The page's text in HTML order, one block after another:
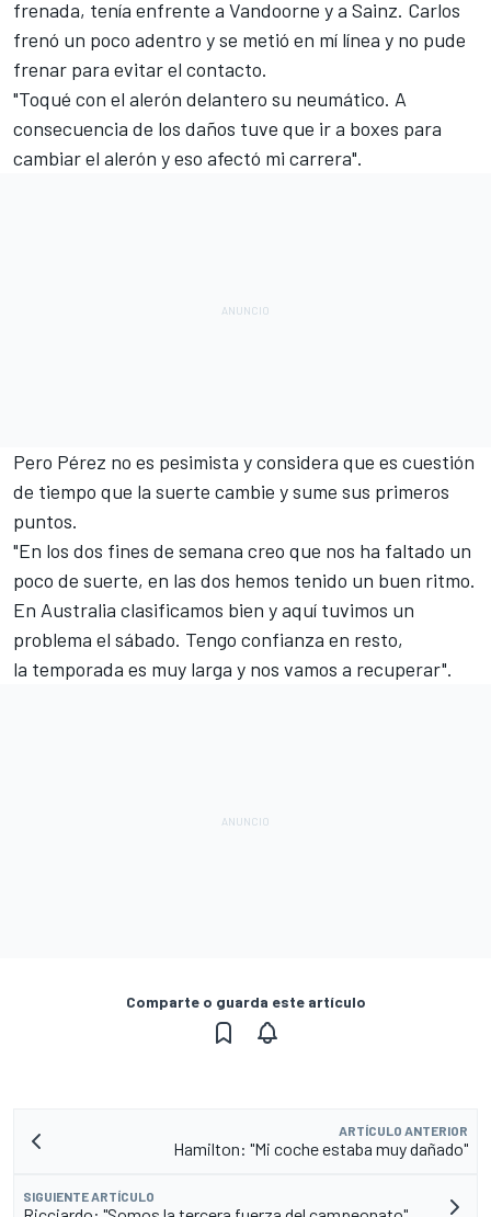
frenada, tenía enfrente a Vandoorne y a Sainz. Carlos
frenó un poco adentro y se metió en mí línea y no pude
frenar para evitar el contacto.
"Toqué con el alerón delantero su neumático. A
consecuencia de los daños tuve que ir a boxes para
cambiar el alerón y eso afectó mi carrera".
Pero Pérez no es pesimista y considera que es cuestión
de tiempo que la suerte cambie y sume sus primeros
puntos.
"En los dos fines de semana creo que nos ha faltado un
poco de suerte, en las dos hemos tenido un buen ritmo.
En Australia clasificamos bien y aquí tuvimos un
problema el sábado. Tengo confianza en resto,
la temporada es muy larga y nos vamos a recuperar".
Comparte o guarda este artículo
ARTÍCULO ANTERIOR
Hamilton: "Mi coche estaba muy dañado"
SIGUIENTE ARTÍCULO